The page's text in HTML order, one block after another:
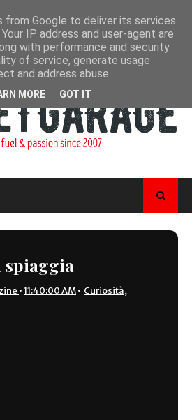
spiaggia
•11:40:00 AM• Curiosità,
from Google to deliver its services
IP address and user-agent are
with performance and security
of service, generate usage
and address abuse.
MORE GOT IT